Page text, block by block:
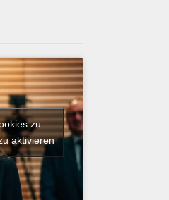
zu
aktivieren